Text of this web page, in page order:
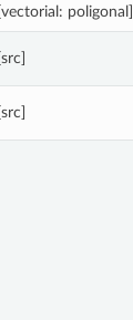
[vectorial: poligonal]
[src]
[src]